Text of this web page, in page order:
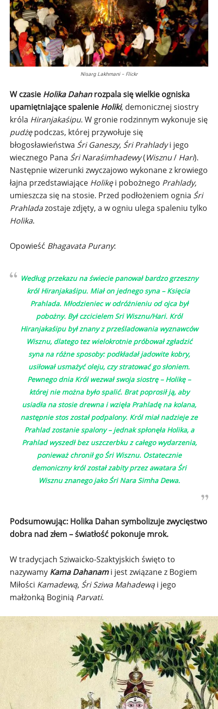
Nisarg Lakhmani – Flickr
W czasie Holika Dahanrozpala się wielkie ogniska
upamiętniające spalenie Holiki, demonicznej siostry
króla Hiranjakaśipu. W gronie rodzinnym wykonuje się
pudżępodczas, której przywołuje się
błogosławieństwa Śri Ganeszy, Śri Prahladyi jego
wiecznego Pana Śri Naraśimhadewy(Wisznu/ Hari).
Następnie wizerunki zwyczajowo wykonane z krowiego
łajna przedstawiające Holikęi pobożnego Prahlady,
umieszcza się na stosie. Przed podłożeniem ognia Śri
Prahladazostaje zdjęty, a w ogniu ulega spaleniu tylko
Holika.
Opowieść Bhagavata Purany:
Według przekazu na świecie panował bardzo grzeszny
król Hiranjakaśipu. Miał on jednego syna – Księcia
Prahlada. Młodzieniec w odróżnieniu od ojca był
pobożny. Był czcicielem Sri Wisznu/Hari. Król
Hiranjakaśipu był znany z prześladowania wyznawców
Wisznu, dlatego tez wielokrotnie próbował zgładzić
syna na różne sposoby: podkładał jadowite kobry,
usiłował usmażyć oleju, czy stratować go słoniem.
Pewnego dnia Król wezwał swoja siostrę – Holikę –
której nie można było spalić. Brat poprosił ją, aby
usiadła na stosie drewna i wzięła Prahladę na kolana,
następnie stos został podpalony. Król miał nadzieje ze
Prahlad zostanie spalony – jednak spłonęła Holika, a
Prahlad wyszedł bez uszczerbku z całego wydarzenia,
ponieważ chronił go Śri Wisznu. Ostatecznie
demoniczny król został zabity przez awatara Śri
Wisznu znanego jako Śri Nara Simha Dewa.
Podsumowując: Holika Dahan symbolizuje zwycięstwo
dobra nad złem – światłość pokonuje mrok.
W tradycjach Sziwaicko-Szaktyjskich święto to
nazywamy Kama Dahanami jest związane z Bogiem
Miłości Kamadewą, Śri Sziwa Mahadewąi jego
małżonką Boginią Parvati.